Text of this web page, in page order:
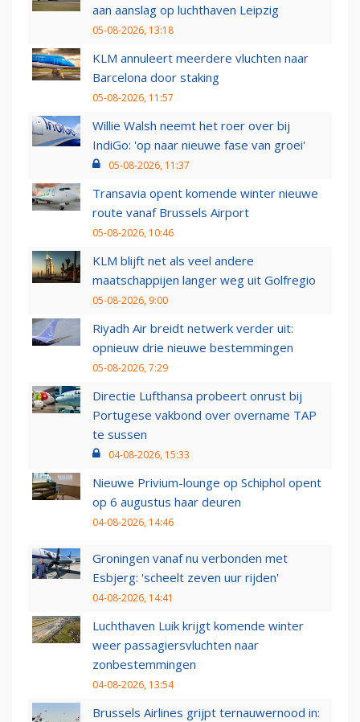
aan aanslag op luchthaven Leipzig
05-08-2026, 13:18
KLM annuleert meerdere vluchten naar
Barcelona door staking
05-08-2026, 11:57
Willie Walsh neemt het roer over bij
IndiGo: 'op naar nieuwe fase van groei'
05-08-2026, 11:37
Transavia opent komende winter nieuwe
route vanaf Brussels Airport
05-08-2026, 10:46
KLM blijft net als veel andere
maatschappijen langer weg uit Golfregio
05-08-2026, 9:00
Riyadh Air breidt netwerk verder uit:
opnieuw drie nieuwe bestemmingen
05-08-2026, 7:29
Directie Lufthansa probeert onrust bij
Portugese vakbond over overname TAP
te sussen
04-08-2026, 15:33
Nieuwe Privium-lounge op Schiphol opent
op 6 augustus haar deuren
04-08-2026, 14:46
Groningen vanaf nu verbonden met
Esbjerg: 'scheelt zeven uur rijden'
04-08-2026, 14:41
Luchthaven Luik krijgt komende winter
weer passagiersvluchten naar
zonbestemmingen
04-08-2026, 13:54
Brussels Airlines grijpt ternauwernood in: